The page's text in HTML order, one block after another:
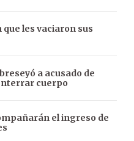
les vaciaron sus
a acusado de
cuerpo
el ingreso de